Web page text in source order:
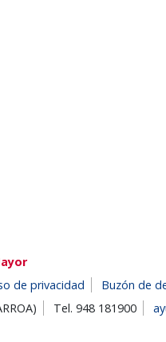
de privacidad
Buzón de
Tel. 948 181900